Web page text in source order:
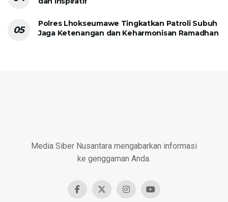
Polres Lhokseumawe Tingkatkan Patroli Subuh
Jaga Ketenangan dan Keharmonisan Ramadhan
Media Siber Nusantara mengabarkan informasi
ke genggaman Anda.